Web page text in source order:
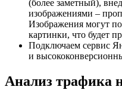
(более заметный),
изображениями –
Изображения могут
картинки, что будет
Подключаем сервис
и
Анализ трафика